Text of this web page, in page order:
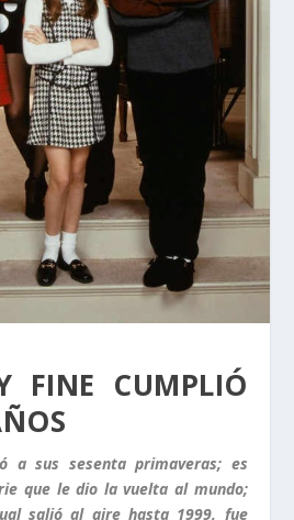
FINE CUMPLIÓ
a sus sesenta primaveras; es
que le dio la vuelta al mundo;
salió al aire hasta 1999, fue